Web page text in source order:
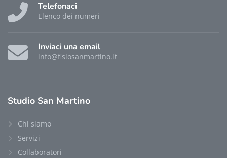
Telefonaci
Elenco dei numeri
Inviaci una email
info@fisiosanmartino.it
Studio San Martino
Chi siamo
Servizi
Collaboratori